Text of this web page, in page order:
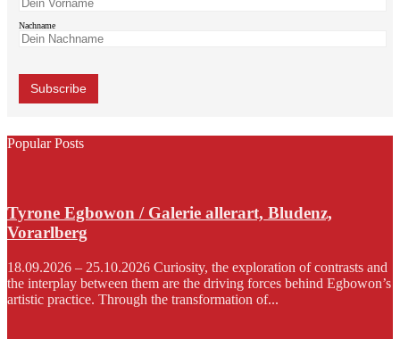
Nachname
Popular Posts
Tyrone Egbowon / Galerie allerart, Bludenz,
Vorarlberg
18.09.2026 – 25.10.2026 Curiosity, the exploration of contrasts and
the interplay between them are the driving forces behind Egbowon’s
artistic practice. Through the transformation of...